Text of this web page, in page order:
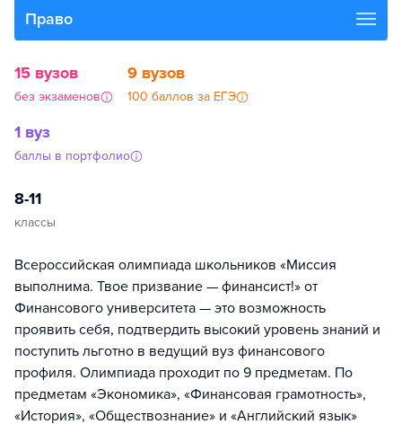
Право
15 вузов
без экзаменов
9 вузов
100 баллов за ЕГЭ
1 вуз
баллы в портфолио
8-11
классы
Всероссийская олимпиада школьников «Миссия
выполнима. Твое призвание — финансист!» от
Финансового университета — это возможность
проявить себя, подтвердить высокий уровень знаний и
поступить льготно в ведущий вуз финансового
профиля. Олимпиада проходит по 9 предметам. По
предметам «Экономика», «Финансовая грамотность»,
«История», «Обществознание» и «Английский язык»